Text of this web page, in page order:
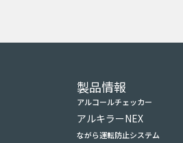
製品情報
アルコールチェッカー
アルキラーNEX
ながら運転防止システム